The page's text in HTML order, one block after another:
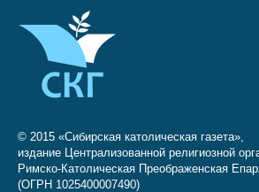
© 2015 «Сибирская католическая газета»,
издание Централизованной религиозной
Римско-Католическая Преображенская
(ОГРН 1025400007490)